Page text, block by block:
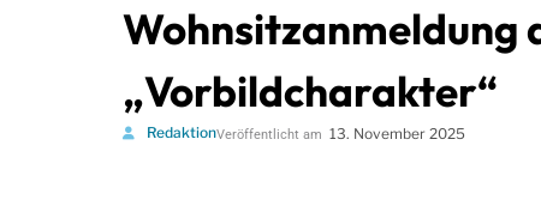
Wohnsitzanmeldung
„Vorbildcharakter“
RedaktionVeröffentlicht am 13. November 2025